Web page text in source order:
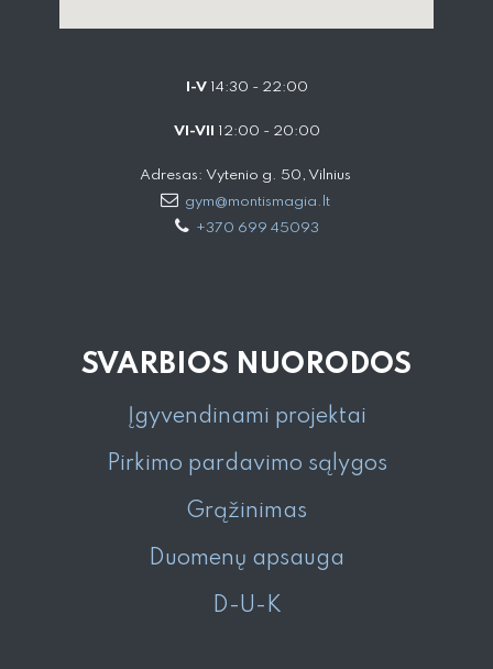
I-V14:30 - 22:00
VI-VII 12:00 - 20:00
Adresas: Vytenio g. 50, Vilnius
gym@montismagia.lt
+370 699 45093
SVARBIOS NUORODOS
Įgyvendinami projektai
Pirkimo pardavimo sąlygos
Grąžinimas
Duomenų apsauga
D-U-K